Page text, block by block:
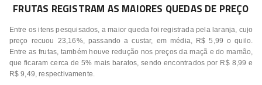
FRUTAS REGISTRAM AS MAIORES QUEDAS DE PREÇO
Entre os itens pesquisados, a maior queda foi registrada pela laranja, cujo
preço recuou 23,16%, passando a custar, em média, R$ 5,99 o quilo.
Entre as frutas, também houve redução nos preços da maçã e do mamão,
que ficaram cerca de 5% mais baratos, sendo encontrados por R$ 8,99 e
R$ 9,49, respectivamente.